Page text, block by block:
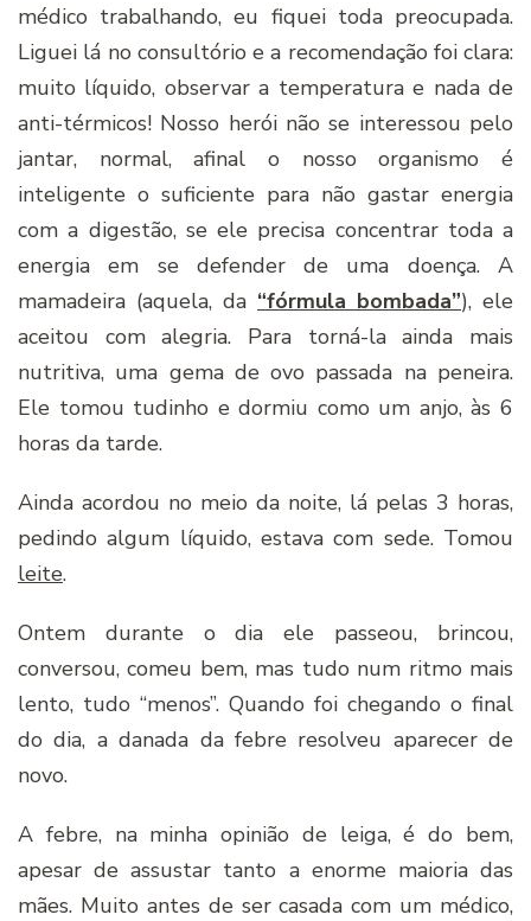
médico trabalhando, eu fiquei toda preocupada.
Liguei lá no consultório e a recomendação foi clara:
muito líquido, observar a temperatura e nada de
anti-térmicos! Nosso herói não se interessou pelo
jantar, normal, afinal o nosso organismo é
inteligente o suficiente para não gastar energia
com a digestão, se ele precisa concentrar toda a
energia em se defender de uma doença. A
mamadeira (aquela, da “fórmula bombada”), ele
aceitou com alegria. Para torná-la ainda mais
nutritiva, uma gema de ovo passada na peneira.
Ele tomou tudinho e dormiu como um anjo, às 6
horas da tarde.
Ainda acordou no meio da noite, lá pelas 3 horas,
pedindo algum líquido, estava com sede. Tomou
leite.
Ontem durante o dia ele passeou, brincou,
conversou, comeu bem, mas tudo num ritmo mais
lento, tudo “menos”. Quando foi chegando o final
do dia, a danada da febre resolveu aparecer de
novo.
A febre, na minha opinião de leiga, é do bem,
apesar de assustar tanto a enorme maioria das
mães. Muito antes de ser casada com um médico,